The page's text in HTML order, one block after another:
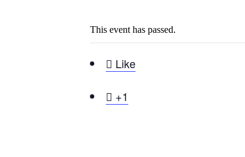
This event has passed.
 Like
 +1